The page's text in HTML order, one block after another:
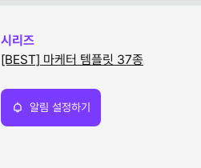
시리즈
[BEST] 마케터 템플릿 37종
알림 설정하기